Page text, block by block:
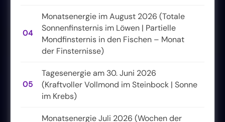
04
Monatsenergie im August 2026 (Totale
Sonnenfinsternis im Löwen | Partielle
Mondfinsternis in den Fischen – Monat
der Finsternisse)
05
Tagesenergie am 30. Juni 2026
(Kraftvoller Vollmond im Steinbock | Sonne
im Krebs)
Monatsenergie Juli 2026 (Wochen der